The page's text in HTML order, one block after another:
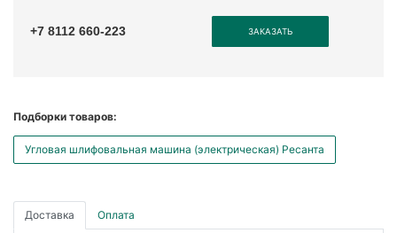
+7 8112 660-223 ЗАКАЗАТЬ
Подборки товаров:
Угловая шлифовальная машина (электрическая) Ресанта
Доставка Оплата